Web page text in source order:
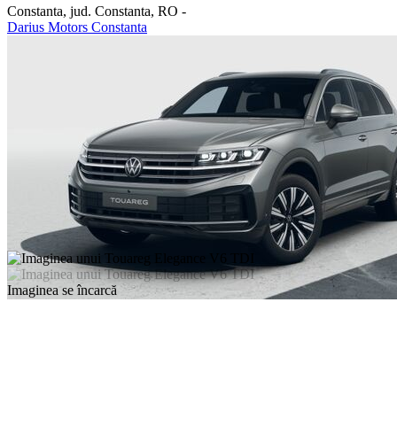
Constanta, jud. Constanta, RO -
Darius Motors Constanta
Imaginea se încarcă